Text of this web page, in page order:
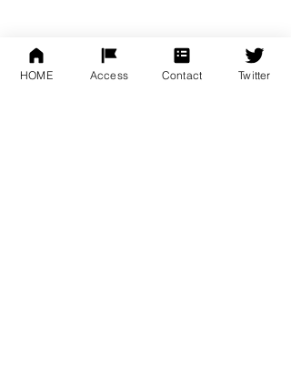
HOME Access Contact Twitter